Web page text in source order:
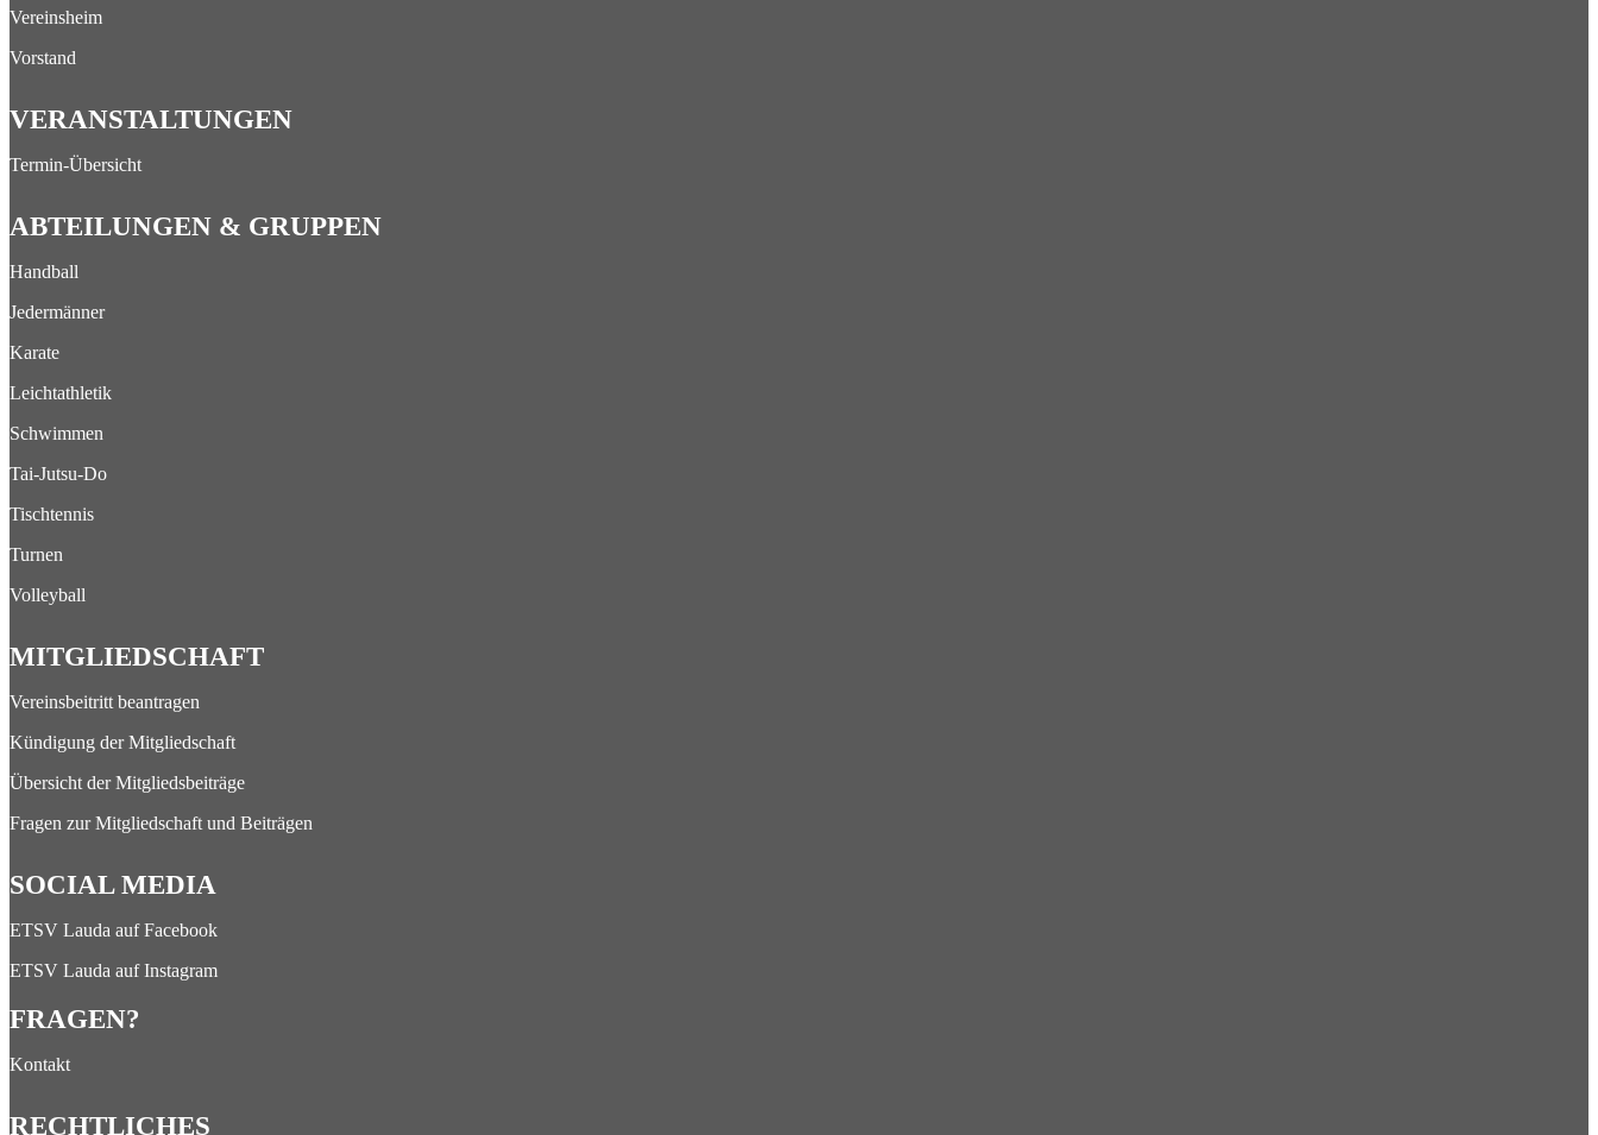
Vereinsheim
Vorstand
VERANSTALTUNGEN
Termin-Übersicht
ABTEILUNGEN & GRUPPEN
Handball
Jedermänner
Karate
Leichtathletik
Schwimmen
Tai-Jutsu-Do
Tischtennis
Turnen
Volleyball
MITGLIEDSCHAFT
Vereinsbeitritt beantragen
Kündigung der Mitgliedschaft
Übersicht der Mitgliedsbeiträge
Fragen zur Mitgliedschaft und Beiträgen
SOCIAL MEDIA
ETSV Lauda auf Facebook
ETSV Lauda auf Instagram
FRAGEN?
Kontakt
RECHTLICHES